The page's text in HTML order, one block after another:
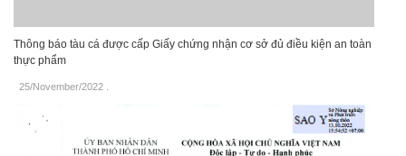
Thông báo tàu cá được cấp Giấy chứng nhận cơ sở đủ điều kiện an toàn
thực phẩm
25/November/2022